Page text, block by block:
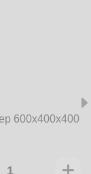
600x400x400